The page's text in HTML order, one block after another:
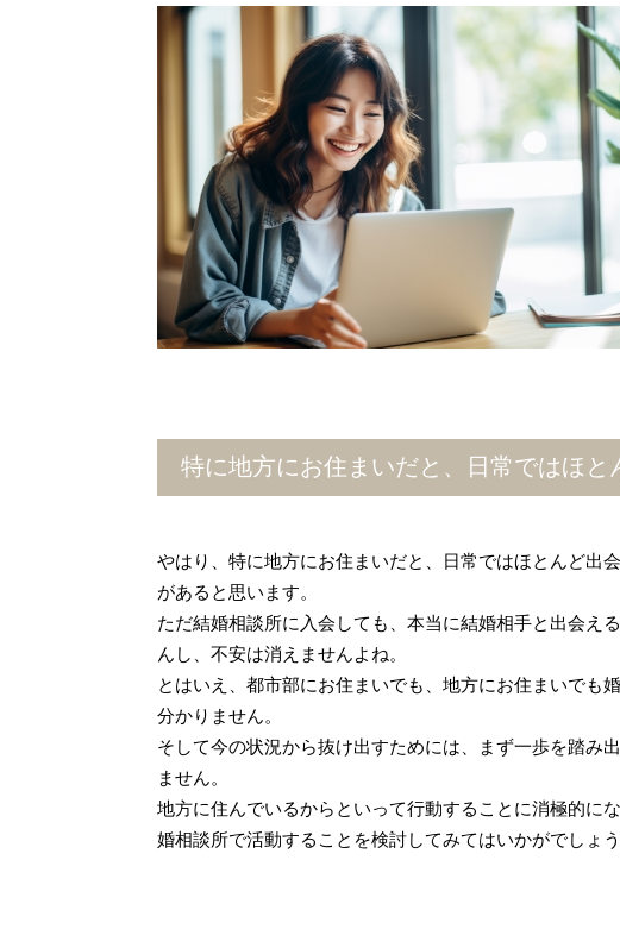
特に地方にお住まいだと、日常ではほと
やはり、特に地方にお住まいだと、日常ではほとんど出
があると思います。
ただ結婚相談所に入会しても、本当に結婚相手と出会え
んし、不安は消えませんよね。
とはいえ、都市部にお住まいでも、地方にお住まいでも
分かりません。
そして今の状況から抜け出すためには、まず一歩を踏み
ません。
地方に住んでいるからといって行動することに消極的に
婚相談所で活動することを検討してみてはいかがでしょう